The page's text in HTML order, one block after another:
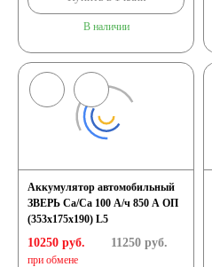
В наличии
Аккумулятор автомобильный
ЗВЕРЬ Са/Са 100 А/ч 850 A ОП
(353x175x190) L5
10250 руб.
при обмене
11250руб.